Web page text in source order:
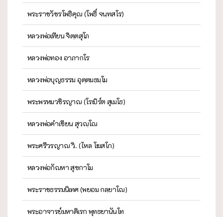
พระราชวัชรโพธิคุณ (โพธิ์ จนฺทสโร)
หลวงพ่อเทียน จิตฺตสุโภ
หลวงพ่อทอง อาภากโร
หลวงพ่อบุญธรรม อุตฺตมธมฺโม
พระพรหมวชิรญาณ (โรเบิร์ต สุเมโธ)
หลวงพ่อคำเขียน สุวณฺโณ
พระศรีวรญาณ วิ. (ไหล โฆสโก)
หลวงพ่อกัณหา สุขกาโม
พระราชธรรมนิเทศ (พยอม กลฺยาโณ)
พระอาจารย์มหาดิเรก พุทธยานันโท